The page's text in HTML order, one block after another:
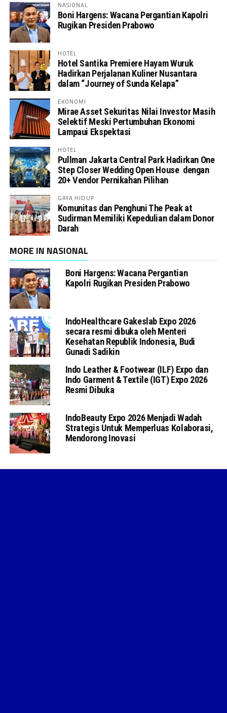
NASIONAL
Boni Hargens: Wacana Pergantian Kapolri
Rugikan Presiden Prabowo
HOTEL
Hotel Santika Premiere Hayam Wuruk
Hadirkan Perjalanan Kuliner Nusantara
dalam “Journey of Sunda Kelapa”
EKONOMI
Mirae Asset Sekuritas Nilai Investor Masih
Selektif Meski Pertumbuhan Ekonomi
Lampaui Ekspektasi
HOTEL
Pullman Jakarta Central Park Hadirkan One
Step Closer Wedding Open House dengan
20+ Vendor Pernikahan Pilihan
GAYA HIDUP
Komunitas dan Penghuni The Peak at
Sudirman Memiliki Kepedulian dalam Donor
Darah
MORE IN NASIONAL
Boni Hargens: Wacana Pergantian
Kapolri Rugikan Presiden Prabowo
IndoHealthcare Gakeslab Expo 2026
secara resmi dibuka oleh Menteri
Kesehatan Republik Indonesia, Budi
Gunadi Sadikin
Indo Leather & Footwear (ILF) Expo dan
Indo Garment & Textile (IGT) Expo 2026
Resmi Dibuka
IndoBeauty Expo 2026 Menjadi Wadah
Strategis Untuk Memperluas Kolaborasi,
Mendorong Inovasi